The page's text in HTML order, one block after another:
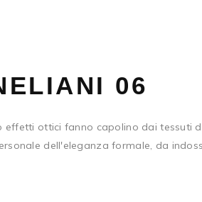
06
effetti ottici fanno capolino dai tessuti
dell'eleganza formale, da